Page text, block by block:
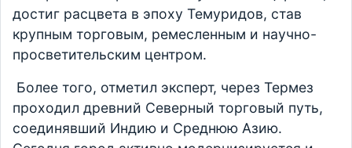
достиг расцвета в эпоху Темуридов, став
крупным торговым, ремесленным и научно-
просветительским центром.
Более того, отметил эксперт, через Термез
проходил древний Северный торговый путь,
соединявший Индию и Среднюю Азию.